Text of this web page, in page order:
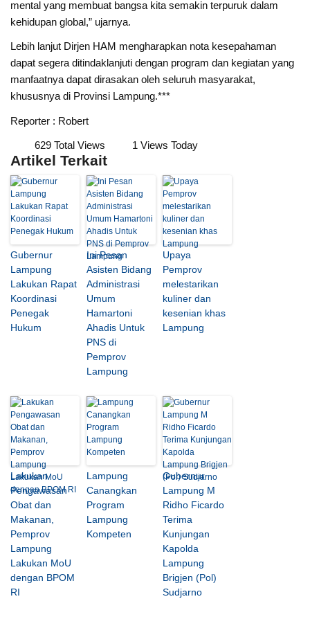
mental yang membuat bangsa kita semakin terpuruk dalam
kehidupan global,” ujarnya.
Lebih lanjut Dirjen HAM mengharapkan nota kesepahaman
dapat segera ditindaklanjuti dengan program dan kegiatan yang
manfaatnya dapat dirasakan oleh seluruh masyarakat,
khususnya di Provinsi Lampung.***
Reporter : Robert
629 Total Views 1 Views Today
Artikel Terkait
Gubernur
Lampung
Lakukan Rapat
Koordinasi
Penegak
Hukum
Ini Pesan
Asisten Bidang
Administrasi
Umum
Hamartoni
Ahadis Untuk
PNS di
Pemprov
Lampung
Upaya
Pemprov
melestarikan
kuliner dan
kesenian khas
Lampung
Lakukan
Pengawasan
Obat dan
Makanan,
Pemprov
Lampung
Lakukan MoU
dengan BPOM
RI
Lampung
Canangkan
Program
Lampung
Kompeten
Gubernur
Lampung M
Ridho Ficardo
Terima
Kunjungan
Kapolda
Lampung
Brigjen (Pol)
Sudjarno